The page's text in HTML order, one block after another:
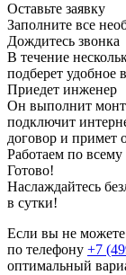
Оставьте заявку
Заполните все
Дождитесь звонка
В течение
подберет удобное
Приедет инженер
Он выполнит
подключит
договор и примет
Работаем по всему
Готово!
Наслаждайтесь
в сутки!
Если вы не
по телефону +7
оптимальный